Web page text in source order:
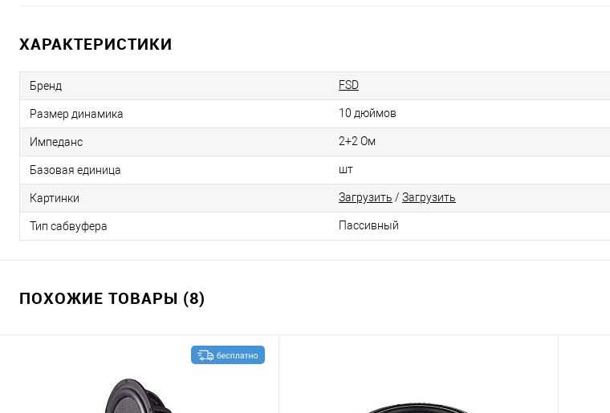
ХАРАКТЕРИСТИКИ
Бренд FSD
Размер динамика 10 дюймов
Импеданс 2+2 Ом
Базовая единица шт
Картинки Загрузить / Загрузить
Тип сабвуфера Пассивный
ПОХОЖИЕ ТОВАРЫ (8)